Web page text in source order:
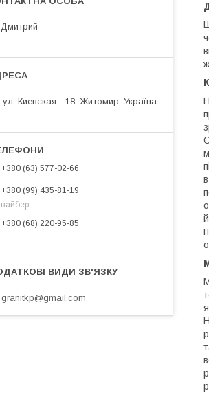
Дмитрий
ул. Киевская - 18, Житомир, Україна
+380 (63) 577-02-66
+380 (99) 435-81-19
вайбер
+380 (68) 220-95-85
granitkp@gmail.com